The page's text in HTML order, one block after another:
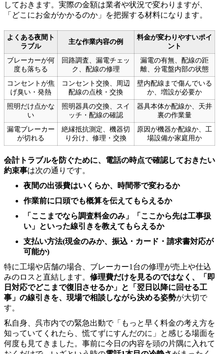
しておきます。実際の金額は業者や状況で変わりますが、
「どこにお金がかかるのか」を把握する材料になります。
よくある夜間ト
ラブル
主な作業内容の例
料金が変わりやすいポイ
ント
ブレーカーが何
度も落ちる
回路調査、漏電チェッ
ク、配線の修理
漏電の有無、配線の距
離、分電盤内部の状態
コンセントが焦
げ臭い・発熱
コンセント交換、周辺
配線の点検・交換
壁内配線まで傷んでいる
か、増設が必要か
照明だけ点かな
い
照明器具の交換、スイ
ッチ・配線の確認
器具本体か配線か、天井
裏の作業量
漏電ブレーカー
が切れる
絶縁抵抗測定、機器切
り分け、修理・交換
原因が機器か配線か、工
場設備か家庭用か
会計トラブルを防ぐために、電話の時点で確認しておきたい
約束事は次の通りです。
夜間の出張費はいくらか、時間帯で変わるか
作業前に口頭でも概算を伝えてもらえるか
「ここまでなら調査料金のみ」「ここから先は工事扱
い」といった線引きを教えてもらえるか
支払い方法(現金のみか、振込・カード・請求書対応が
可能か)
特に工場や店舗の場合、ブレーカー1台の修理が売上や仕込
みのロスと直結します。 修理費だけを見るのではなく、「即
日対応でどこまで復旧させるか」と「翌日以降に回せる工
事」の線引きを、現場で相談しながら決める姿勢が大切で
す。
私自身、呉市内での緊急出動で「もっと早く料金の考え方を
知っていてくれたら、慌てずにすんだのに」と感じる場面を
何度も見てきました。事前に今日の内容を頭の片隅に入れて